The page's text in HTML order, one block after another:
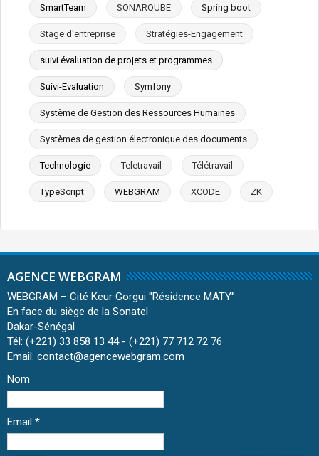
SmartTeam SONARQUBE Spring boot
Stage d'entreprise Stratégies-Engagement
suivi évaluation de projets et programmes
Suivi-Evaluation Symfony
Système de Gestion des Ressources Humaines
Systèmes de gestion électronique des documents
Technologie Teletravail Télétravail
TypeScript WEBGRAM XCODE ZK
AGENCE WEBGRAM
WEBGRAM – Cité Keur Gorgui ''Résidence MATY''
En face du siège de la Sonatel
Dakar-Sénégal
Tél: (+221) 33 858 13 44 - (+221) 77 712 72 76
Email: contact@agencewebgram.com
Nom
Email *